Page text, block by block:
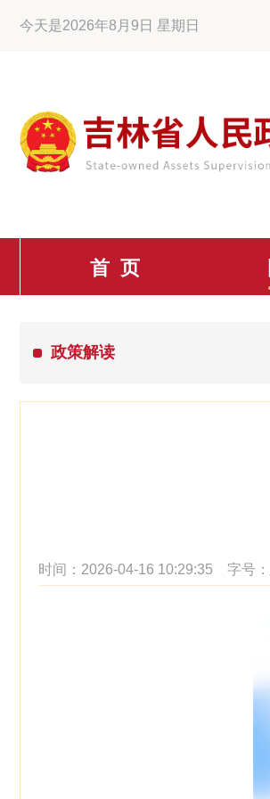
今天是2026年8月9日 星期日
首 页
政策解读
时间：2026-04-16 10:29:35 字号：